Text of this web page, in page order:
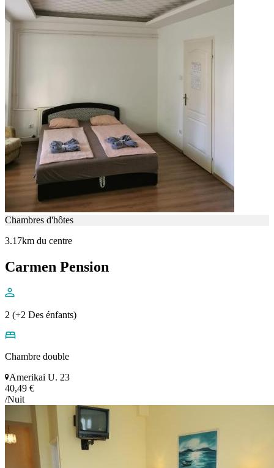
Chambres d'hôtes
3.17km du centre
Carmen Pension
2 (+2 Des énfants)
Chambre double
Amerikai U. 23
40,49 €
/Nuit